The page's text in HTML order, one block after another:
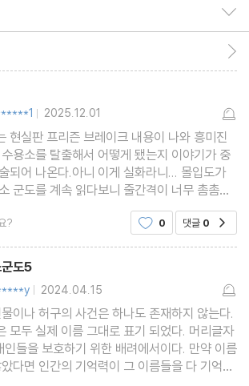
| 2025.12.01
현실판 프리즌 브레이크 내용이 나와 흥미진
용소를 탈출해서 어떻게 됐는지 이야기가 중
되어 나온다.아니 이게 실화라니... 몰입도가
군도를 계속 읽다보니 줄간격이 너무 촘촘한
무 침침해서 읽기가 너무너무 힘들다..
? 0 댓글 0
도5
| 2024.04.15
이나 허구의 사건은 하나도 존재하지 않는다.
모두 실제 이름 그대로 표기 되었다. 머리글자
인들을 보호하기 위한 배려에서이다. 만약 이름
다면 인간의 기억력이 그 이름들을 다 기억해